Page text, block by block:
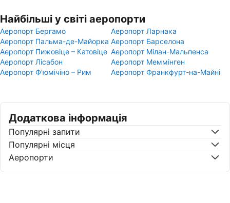
Найбільші у світі аеропорти
Аеропорт Бергамо
Аеропорт Ларнака
Аеропорт Пальма-де-Майорка Аеропорт Барселона
Аеропорт Пижовіце – Катовіце Аеропорт Мілан-Мальпенса
Аеропорт Лісабон
Аеропорт Меммінген
Аеропорт Ф'юмічіно – Рим
Аеропорт Франкфурт-на-Майні
Додаткова інформація
Популярні запити
Популярні місця
Аеропорти